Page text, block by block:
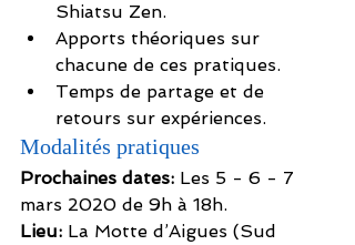
Shiatsu Zen.
Apports théoriques sur
chacune de ces pratiques.
Temps de partage et de
retours sur expériences.
Modalités pratiques
Prochaines dates: Les 5 - 6 - 7
mars 2020 de 9h à 18h.
Lieu: La Motte d’Aigues (Sud